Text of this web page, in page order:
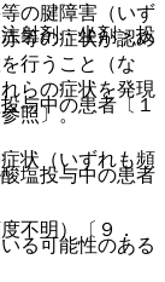
射剤・坐剤＞投
与中の患者〔１
塩投与中の患者
る可能性のある
の腱障害（いず
等の症状が認め
行うこと（な
らの症状を発現
照〕。
状（いずれも頻
不明）〔９．